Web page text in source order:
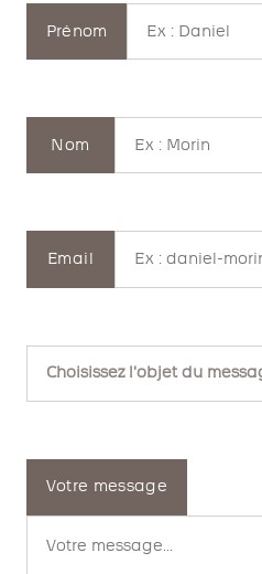
Prénom
Nom
Email
Votre message